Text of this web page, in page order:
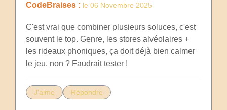
CodeBraises : le 06 Novembre 2025
C'est vrai que combiner plusieurs soluces, c'est
souvent le top. Genre, les stores alvéolaires +
les rideaux phoniques, ça doit déjà bien calmer
le jeu, non ? Faudrait tester !
J'aime Répondre